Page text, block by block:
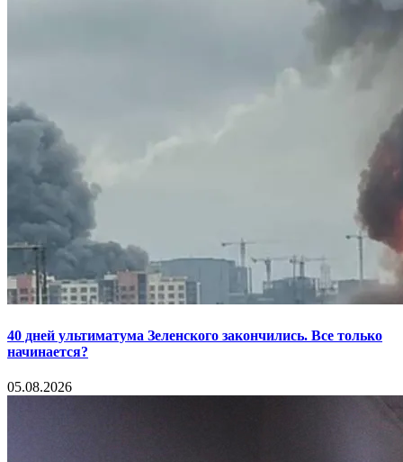
40 дней ультиматума Зеленского закончились. Все только
начинается?
05.08.2026